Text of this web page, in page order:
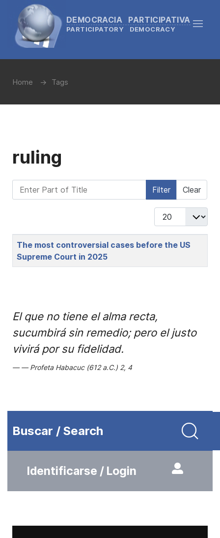
DEMOCRACIA PARTICIPATIVA
PARTICIPATORY DEMOCRACY
Home Tags
ruling
Enter Part of Title Filter Clear
Display #
Title
The most controversial cases before the US
Supreme Court in 2025
El que no tiene el alma recta,
sucumbirá sin remedio; pero el justo
vivirá por su fidelidad.
Profeta Habacuc (612 a.C.) 2, 4
Buscar / Search
Identificarse / Login